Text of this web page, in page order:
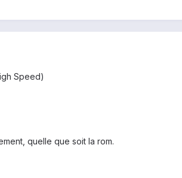
Speed)
quelle que soit la rom.